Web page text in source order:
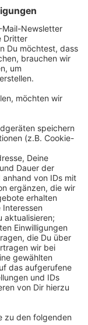
in der
hat
einfach so
ein paar
Schnell
Dinge:
KG aus den
ein Stück
ein frisch